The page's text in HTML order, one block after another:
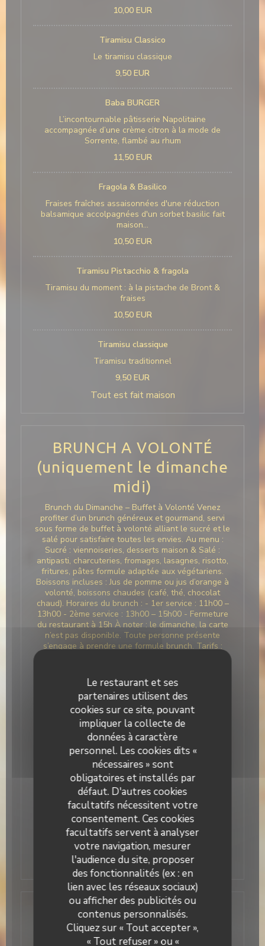
Le restaurant et ses
partenaires utilisent des
cookies sur ce site, pouvant
impliquer la collecte de
données à caractère
personnel. Les cookies dits «
nécessaires » sont
obligatoires et installés par
défaut. D'autres cookies
facultatifs nécessitent votre
consentement. Ces cookies
facultatifs servent à analyser
votre navigation, mesurer
l'audience du site, proposer
des fonctionnalités (ex : en
lien avec les réseaux sociaux)
ou afficher des publicités ou
contenus personnalisés.
Cliquez sur « Tout accepter »,
« Tout refuser » ou «
10,00 EUR
Tiramisu Classico
Le tiramisu classique
9,50 EUR
Baba BURGER
L’incontournable pâtisserie Napolitaine
accompagnée d’une crème citron à la mode de
Sorrente, flambé au rhum
11,50 EUR
Fragola & Basilico
Fraises fraîches assaisonnées d'une réduction
balsamique accolpagnées d'un sorbet basilic fait
maison...
10,50 EUR
Tiramisu Pistacchio & fragola
Tiramisu du moment : à la pistache de Bront &
fraises
10,50 EUR
Tiramisu classique
Tiramisu traditionnel
9,50 EUR
Tout est fait maison
BRUNCH A VOLONTÉ
(uniquement le dimanche
midi)
Brunch du Dimanche – Buffet à Volonté Venez
profiter d’un brunch généreux et gourmand, servi
sous forme de buffet à volonté alliant le sucré et le
salé pour satisfaire toutes les envies. Au menu :
Sucré : viennoiseries, desserts maison & Salé :
antipasti, charcuteries, fromages, lasagnes, risotto,
fritures, pâtes formule adaptée aux végétariens.
Boissons incluses : Jus de pomme ou jus d’orange à
volonté, boissons chaudes (café, thé, chocolat
chaud). Horaires du brunch : - 1er service : 11h00 –
13h00 - 2ème service : 13h00 – 15h00 - Fermeture
du restaurant à 15h À noter : le dimanche, la carte
n’est pas disponible. Toute personne présente
s’engage à prendre une formule brunch. Tarifs :
gaspillage : un supplément de 3 € sera appliqué en
cas d’assiette non terminée. Plusieurs petits
passages au buffet sont recommandés. - Pas de
doggy bag possible - Animaux non acceptés -
Empreinte bancaire demandée lors de la
réservation. Annulation sans frais possible jusqu’à
2h avant votre venue, au-delà la formule sera
débitée. Réservez dès maintenant votre table et
vivez un moment de plaisir autour d’un brunch
généreux et convivial.
32,00 EUR
empreinte bancaire de 16€ / pers demandée
pour toutes les tables pour éviter les "no
show"
Vente à emporter
Bacio Divino s'invite chez vous ! Tous les plats sont